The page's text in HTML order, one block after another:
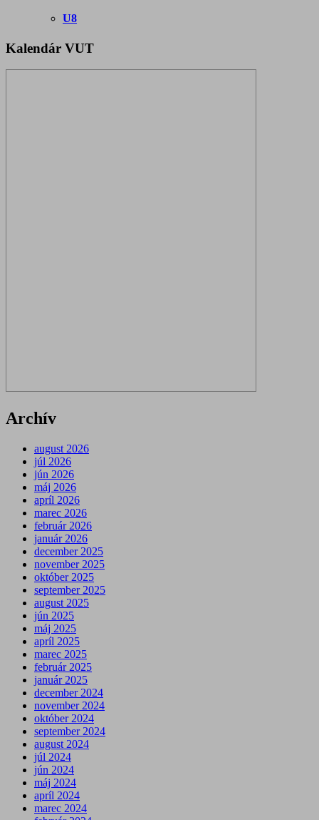
U8
Kalendár VUT
Archív
august 2026
júl 2026
jún 2026
máj 2026
apríl 2026
marec 2026
február 2026
január 2026
december 2025
november 2025
október 2025
september 2025
august 2025
jún 2025
máj 2025
apríl 2025
marec 2025
február 2025
január 2025
december 2024
november 2024
október 2024
september 2024
august 2024
júl 2024
jún 2024
máj 2024
apríl 2024
marec 2024